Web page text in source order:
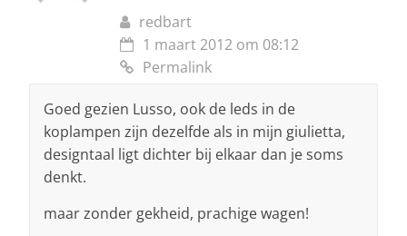
redbart
1 maart 2012 om 08:12
Permalink
Goed gezien Lusso, ook de leds in de
koplampen zijn dezelfde als in mijn giulietta,
designtaal ligt dichter bij elkaar dan je soms
denkt.
maar zonder gekheid, prachige wagen!